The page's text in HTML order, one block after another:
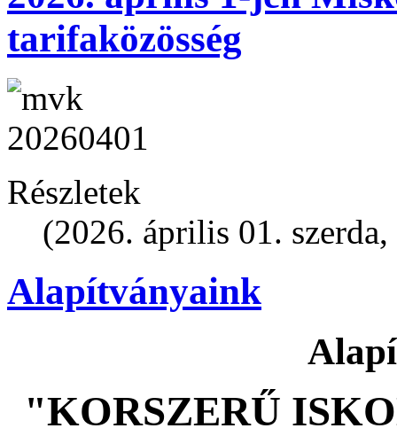
tarifaközösség
Részletek
(2026. április 01.
Alapítványaink
"KORSZERŰ